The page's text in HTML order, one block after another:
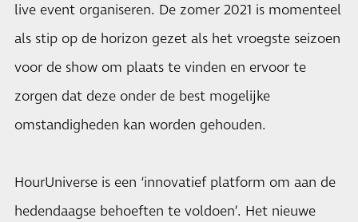
live event organiseren. De zomer 2021 is momenteel
als stip op de horizon gezet als het vroegste seizoen
voor de show om plaats te vinden en ervoor te
zorgen dat deze onder de best mogelijke
omstandigheden kan worden gehouden.
HourUniverse is een ‘innovatief platform om aan de
hedendaagse behoeften te voldoen’. Het nieuwe